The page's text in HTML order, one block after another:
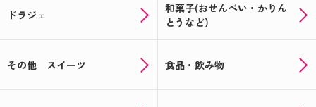
ドラジェ
和菓子(おせんべい・かりん
とうなど)
その他 スイーツ 食品・飲み物